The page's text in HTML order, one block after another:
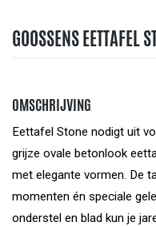
GOOSSENS
OMSCHRIJVING
Eettafel Stone nodigt uit
grijze ovale betonlook
met elegante vormen. De
momenten én speciale
onderstel en blad kun je